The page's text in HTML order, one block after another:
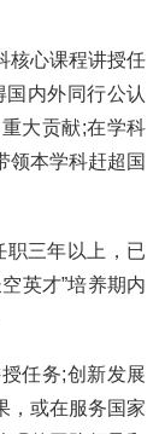
核心课程讲授任
内外同行公认
大贡献;在学科
领本学科赶超国
职三年以上，已
英才”培养期内
任务;创新发展
，或在服务国家